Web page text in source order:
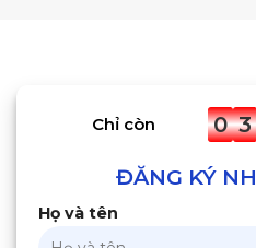
Chỉ còn 0 3
ĐĂNG KÝ
Họ và tên